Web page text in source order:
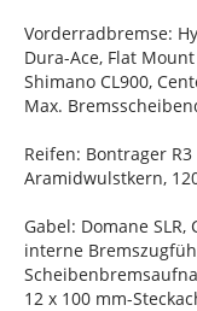
Vorderradbremse:
Dura-Ace, Flat Mount
Shimano CL900,
Max.
Reifen: Bontrager
Aramidwulstkern,
Gabel: Domane
interne
12 x 100 mm-